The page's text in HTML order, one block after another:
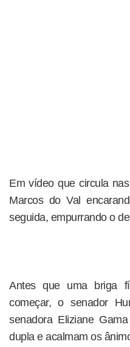
Em vídeo que circula
Marcos do Val
seguida, empurrando o
Antes que uma briga
começar, o senador
senadora Eliziane
dupla e acalmam os